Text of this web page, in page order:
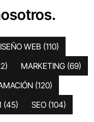
WEB (110)
MARKETING (69)
(120)
(45) SEO (104)